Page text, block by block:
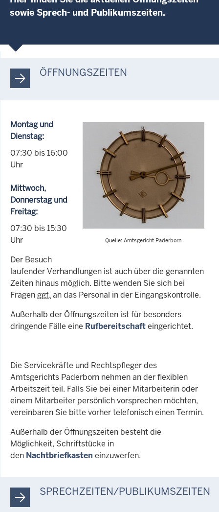
sowie Sprech- und Publikumszeiten.
ÖFFNUNGSZEITEN
Quelle: Amtsgericht Paderborn
Montag und
Dienstag:
07:30 bis 16:00
Uhr
Mittwoch,
Donnerstag und
Freitag:
07:30 bis 15:30
Uhr
Der Besuch
laufender Verhandlungen ist auch über die genannten
Zeiten hinaus möglich. Bitte wenden Sie sich bei
Fragenggf. an das Personal in der Eingangskontrolle.
Außerhalb der Öffnungszeiten ist für besonders
dringende Fälle eine Rufbereitschafteingerichtet.
Die Servicekräfte und Rechtspfleger des
Amtsgerichts Paderborn nehmen an der flexiblen
Arbeitszeit teil. Falls Sie bei einer Mitarbeiterin oder
einem Mitarbeiter persönlich vorsprechen möchten,
vereinbaren Sie bitte vorher telefonisch einen Termin.
Außerhalb der Öffnungszeiten besteht die
Möglichkeit, Schriftstücke in
den Nachtbriefkasten einzuwerfen.
SPRECHZEITEN/PUBLIKUMSZEITEN